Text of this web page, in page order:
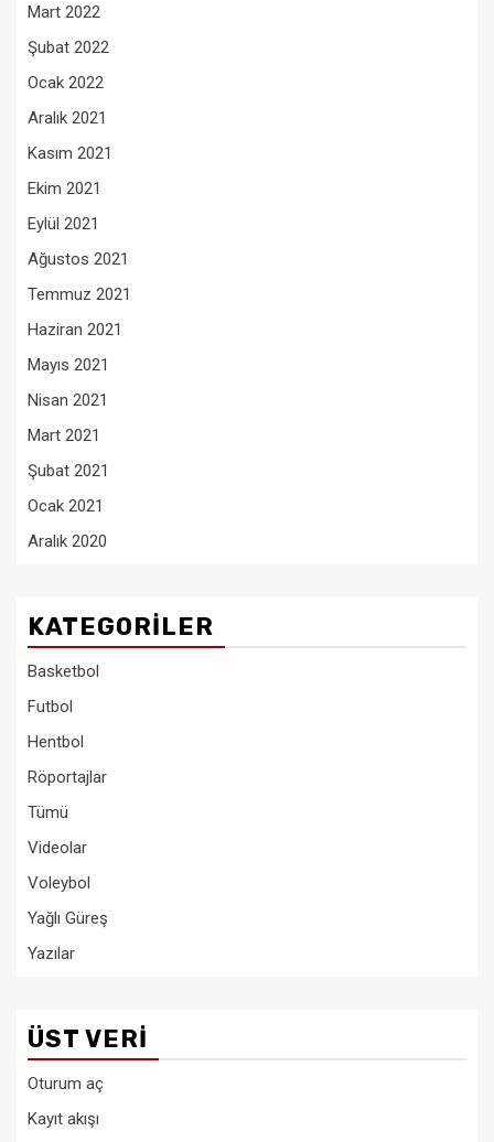
Mart 2022
Şubat 2022
Ocak 2022
Aralık 2021
Kasım 2021
Ekim 2021
Eylül 2021
Ağustos 2021
Temmuz 2021
Haziran 2021
Mayıs 2021
Nisan 2021
Mart 2021
Şubat 2021
Ocak 2021
Aralık 2020
KATEGORILER
Basketbol
Futbol
Hentbol
Röportajlar
Tümü
Videolar
Voleybol
Yağlı Güreş
Yazılar
ÜST VERI
Oturum aç
Kayıt akışı